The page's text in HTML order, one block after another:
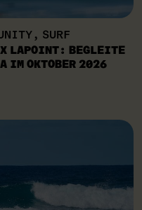
SURF
X LAPOINT: BEGLEITE
IM OKTOBER 2026